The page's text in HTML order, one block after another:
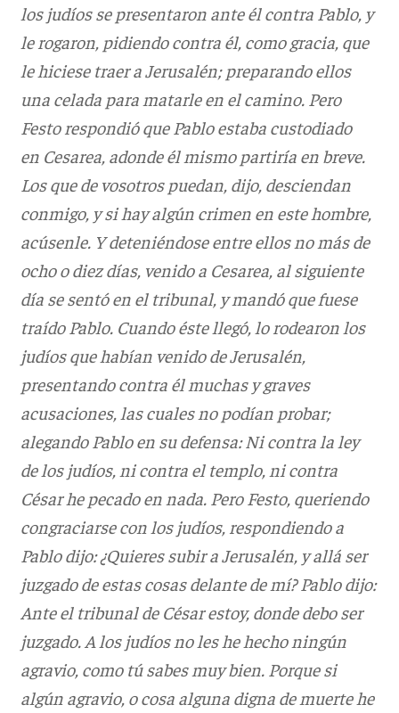
los judíos se presentaron ante él contra Pablo, y
le rogaron, pidiendo contra él, como gracia, que
le hiciese traer a Jerusalén; preparando ellos
una celada para matarle en el camino. Pero
Festo respondió que Pablo estaba custodiado
en Cesarea, adonde él mismo partiría en breve.
Los que de vosotros puedan, dijo, desciendan
conmigo, y si hay algún crimen en este hombre,
acúsenle. Y deteniéndose entre ellos no más de
ocho o diez días, venido a Cesarea, al siguiente
día se sentó en el tribunal, y mandó que fuese
traído Pablo. Cuando éste llegó, lo rodearon los
judíos que habían venido de Jerusalén,
presentando contra él muchas y graves
acusaciones, las cuales no podían probar;
alegando Pablo en su defensa: Ni contra la ley
de los judíos, ni contra el templo, ni contra
César he pecado en nada. Pero Festo, queriendo
congraciarse con los judíos, respondiendo a
Pablo dijo: ¿Quieres subir a Jerusalén, y allá ser
juzgado de estas cosas delante de mí? Pablo dijo:
Ante el tribunal de César estoy, donde debo ser
juzgado. A los judíos no les he hecho ningún
agravio, como tú sabes muy bien. Porque si
algún agravio, o cosa alguna digna de muerte he